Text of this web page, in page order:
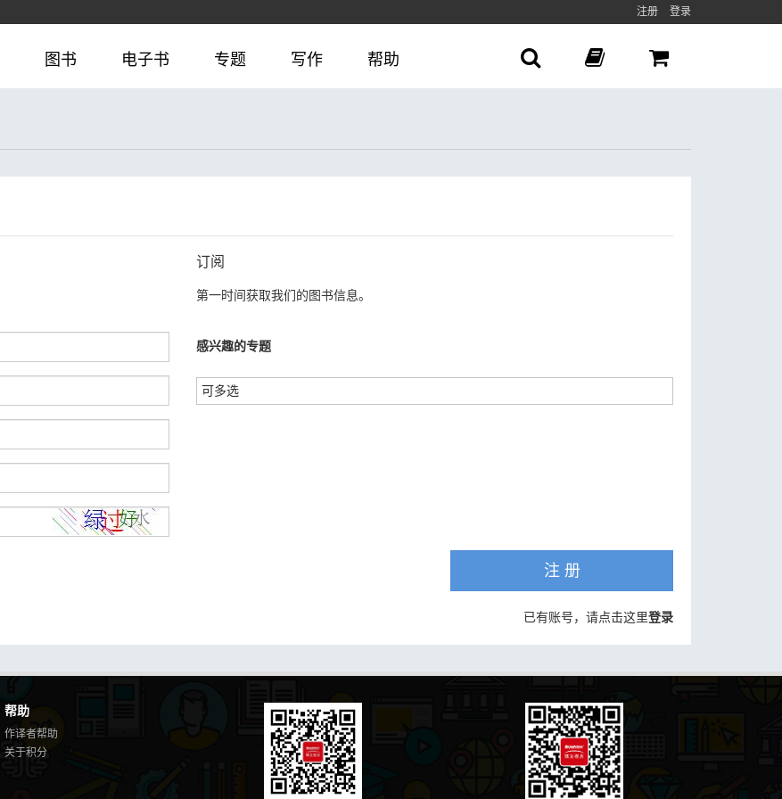
注册 登录
图书 电子书 专题 写作 帮助
订阅
第一时间获取我们的图书信息。
感兴趣的专题
注 册
已有账号，请点击这里登录
帮助
作译者帮助
关于积分